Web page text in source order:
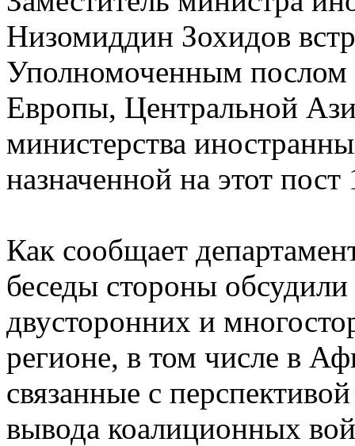
Низомиддин Зохидов
Уполномоченным послом
Европы, Центральной
министерства
назначенной на этот пост
Как сообщает
беседы стороны
двусторонних и
регионе, в том числе в
связанные с
вывода коалиционных